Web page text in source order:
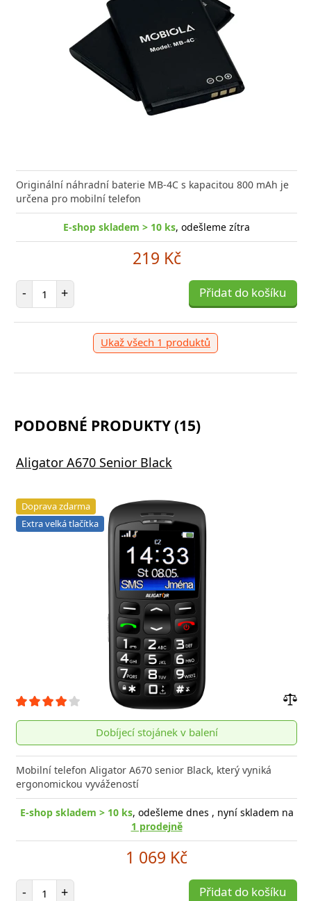
Originální náhradní baterie MB-4C s kapacitou 800 mAh je
určena pro mobilní telefon
E-shop skladem > 10 ks, odešleme zítra
219 Kč
- Počet položek
+ Přidat do košíku
Ukaž všech 1 produktů
PODOBNÉ PRODUKTY (15)
Aligator A670 Senior Black
Doprava zdarma
Extra velká tlačítka
do
Dobíjecí stojánek v balení
Mobilní telefon Aligator A670 senior Black, který vyniká
ergonomickou vyvážeností
E-shop skladem > 10 ks, odešleme dnes , nyní skladem na
1 prodejně
1 069 Kč
- Počet položek
+ Přidat do košíku